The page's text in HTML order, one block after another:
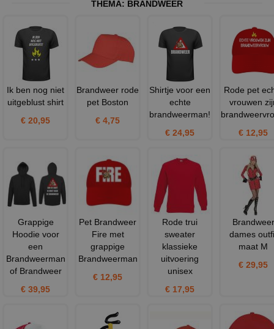
THEMA: BRANDWEER
Ik ben nog niet
uitgeblust shirt
€ 20,95
Brandweer rode
pet Boston
€ 4,75
Shirtje voor een
echte
brandweerman!
€ 24,95
Rode pet
vrouwen
€ 12,95
Grappige
Hoodie voor
een
Brandweerman
of Brandweer
€ 39,95
Pet Brandweer
Fire met
grappige
Brandweerman
€ 12,95
Rode trui
sweater
klassieke
uitvoering
unisex
€ 17,95
Brandweer
dames
maat M
€ 29,95